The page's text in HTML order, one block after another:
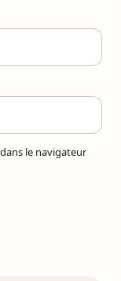
le navigateur